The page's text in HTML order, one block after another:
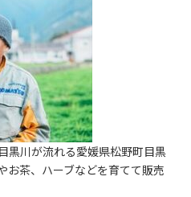
黒川が流れる愛媛県松野町目黒
お茶、ハーブなどを育てて販売